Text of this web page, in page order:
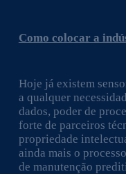
Como colocar a
Hoje já existem
a qualquer
dados, poder de
forte de parceiros
propriedade
ainda mais o
de manutenção